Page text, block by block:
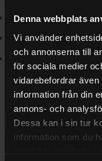
Denna webbplats
Vi använder
och annonserna till
för sociala medier
vidarebefordrar
information från din
annons- och
Dessa kan i sin tur
information som du
Mot många typer av
Luktlös
Silikon- & silikatfri
Recensioner
Det finns inga